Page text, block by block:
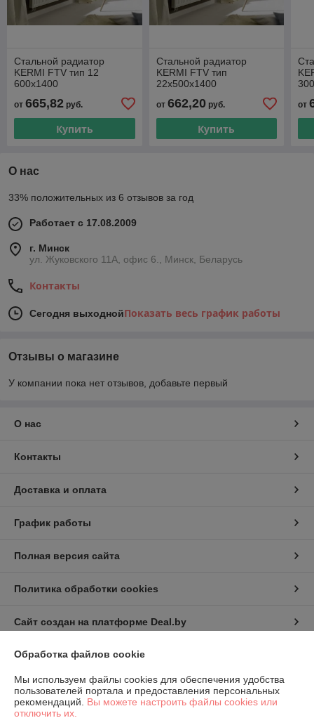
Стальной радиатор
KERMI FTV тип 12
600х1400
от 665,82 руб.
Купить
Стальной радиатор
KERMI FTV тип
22х500х1400
от 662,20руб.
Купить
от
О нас
33% положительных из 6 отзывов за год
Работает с 17.08.2009
г. Минск
ул. Жуковского 11А, офис 6., Минск, Беларусь
Контакты
Сегодня выходнойПоказать весь график работы
Отзывы о магазине
У компании пока нет отзывов, добавьте первый
О нас
Контакты
Доставка и оплата
График работы
Полная версия сайта
Политика обработки cookies
Сайт создан на платформе Deal.by
Юридическое лицо:КИП-Эксперт ООО
220007, г. Минск, ул. Жуковского, 11А, пом. №6
Обработка файлов cookie
Мы используем файлы cookies для обеспечения удобства
пользователей портала и предоставления персональных
рекомендаций. Вы можете настроить файлы cookies или
отключить их.